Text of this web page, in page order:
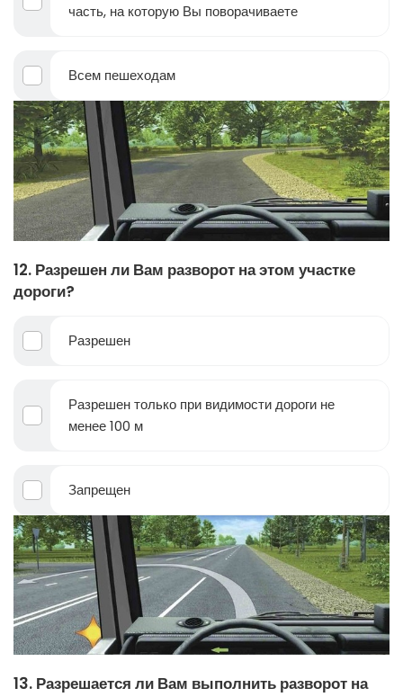
часть, на которую Вы поворачиваете
Всем пешеходам
12. Разрешен ли Вам разворот на этом участке
дороги?
Разрешен
Разрешен только при видимости дороги не
менее 100 м
Запрещен
13. Разрешается ли Вам выполнить разворот на